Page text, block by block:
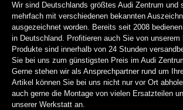
Wir sind Deutschlands größtes Audi Zentrum und
mehrfach mit verschiedenen bekannten
ausgezeichnet worden. Bereits seit 2008
in Deutschland. Profitieren auch Sie von unserem
Produkte sind innerhalb von 24 Stunden
Sie bei uns zum günstigsten Preis im Audi
Gerne stehen wir als Ansprechpartner rund um
Artikel können Sie bei uns nicht nur vor Ort
auch gerne die Montage von vielen Ersatzteilen
unserer Werkstatt an.